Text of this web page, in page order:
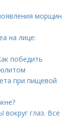
морщин
на лице:
победить
при пищевой
глаз. Все